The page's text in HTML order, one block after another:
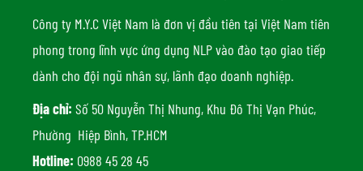
Công ty M.Y.C Việt Nam là đơn vị đầu tiên tại Việt Nam tiên
phong trong lĩnh vực ứng dụng NLP vào đào tạo giao tiếp
dành cho đội ngũ nhân sự, lãnh đạo doanh nghiệp.
Địa chỉ: Số 50 Nguyễn Thị Nhung, Khu Đô Thị Vạn Phúc,
Phường Hiệp Bình, TP.HCM
Hotline: 0988 45 28 45